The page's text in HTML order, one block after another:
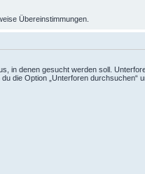
Übereinstimmungen.
in denen gesucht werden soll.
die Option „Unterforen durchsuchen“